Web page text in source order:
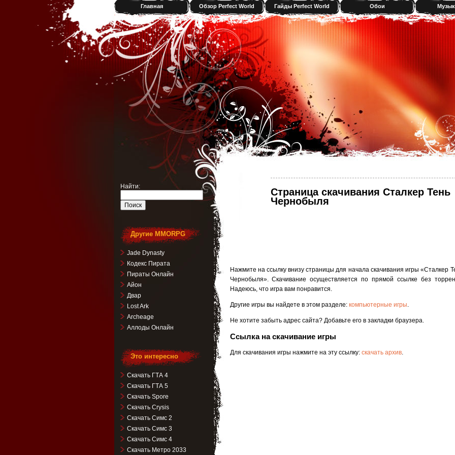
Главная Обзор Perfect World Гайды Perfect World Обои
Страница скачивания Сталкер Тень
Чернобыля
Нажмите на ссылку внизу страницы для начала скачивания игры «Сталкер
Чернобыля». Скачивание осуществляется по прямой ссылке без
Надеюсь, что игра вам понравится.
Другие игры вы найдете в этом разделе: компьютерные игры
Не хотите забыть адрес сайта? Добавьте его в закладки браузера.
Ссылка на скачивание игры
Для скачивания игры нажмите на эту ссылку: скачать архив.
Найти:
Другие MMORPG
Jade Dynasty
Кодекс Пирата
Пираты Онлайн
Айон
Двар
Lost Ark
Archeage
Аллоды Онлайн
Это интересно
Скачать ГТА 4
Скачать ГТА 5
Скачать Spore
Скачать Crysis
Скачать Симс 2
Скачать Симс 3
Скачать Симс 4
Скачать Метро 2033